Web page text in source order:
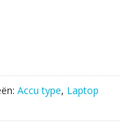
Accu type, Laptop